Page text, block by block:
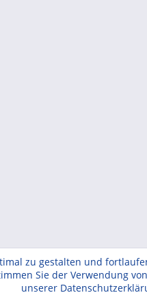
zu gestalten und
Sie der Verwendung
unserer